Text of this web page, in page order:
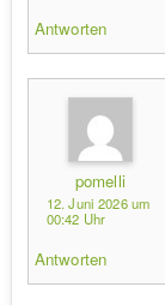
Antworten
pomelli
12. Juni 2026 um
00:42 Uhr
Antworten